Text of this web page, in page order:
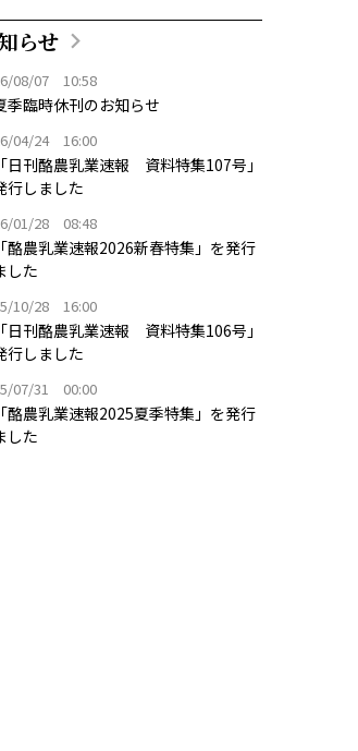
らせ
08/07 10:58
臨時休刊のお知らせ
04/24 16:00
刊酪農乳業速報 資料特集107号」
行しました
01/28 08:48
農乳業速報2026新春特集」を発行
した
10/28 16:00
刊酪農乳業速報 資料特集106号」
行しました
07/31 00:00
農乳業速報2025夏季特集」を発行
した